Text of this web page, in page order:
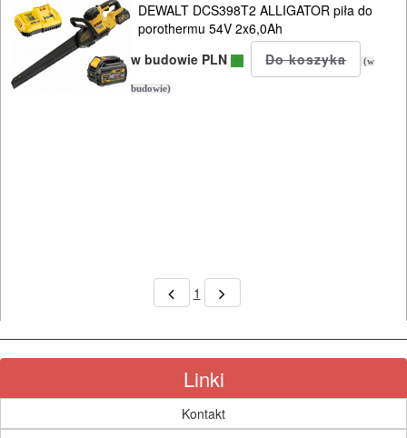
gwoździarki
klucze
udarowe
sds-
młotowiertarki
DEWALT DCS398T2 ALLIGATOR piła do
porothermu 54V 2x6,0Ah
w budowie PLN
(w
budowie)
1
Linki
Kontakt